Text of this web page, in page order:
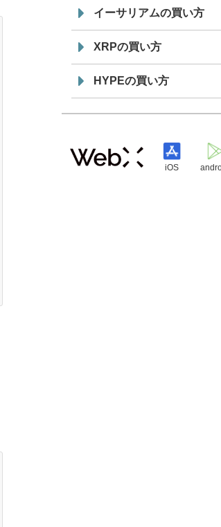
イーサリアムの買い方
XRPの買い方
HYPEの買い方
iOS